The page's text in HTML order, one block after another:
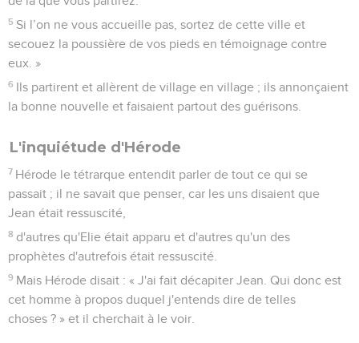
5 Si l’on ne vous accueille pas, sortez de cette ville et
secouez la poussière de vos pieds en témoignage contre
eux. »
6 Ils partirent et allèrent de village en village ; ils annonçaient
la bonne nouvelle et faisaient partout des guérisons.
L'inquiétude d'Hérode
7 Hérode le tétrarque entendit parler de tout ce qui se
passait ; il ne savait que penser, car les uns disaient que
Jean était ressuscité,
8 d'autres qu'Elie était apparu et d'autres qu'un des
prophètes d'autrefois était ressuscité.
9 Mais Hérode disait : « J'ai fait décapiter Jean. Qui donc est
cet homme à propos duquel j'entends dire de telles
choses ? » et il cherchait à le voir.